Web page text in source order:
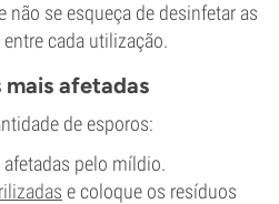
não se esqueça de desinfetar as
cada utilização.
mais afetadas
de esporos:
pelo míldio.
e coloque os resíduos